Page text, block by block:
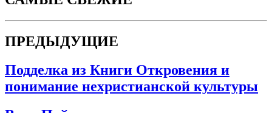
ПРЕДЫДУЩИЕ
Подделка из Книги Откровения и
понимание нехристианской культуры